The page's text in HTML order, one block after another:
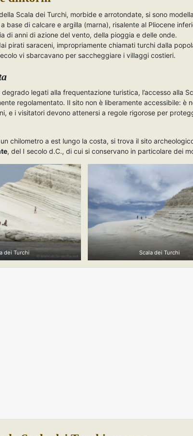
Scala dei Turchi, morbide e arrotondate, si sono
base di calcare e argilla (marna), risalente al Pliocene
di anni di azione del vento, della pioggia e delle onde.
pirati saraceni, impropriamente chiamati turchi dalla
vi sbarcavano per saccheggiare i villaggi costieri.
legati alla frequentazione turistica, l’accesso alla
regolamentato. Il sito non è liberamente accessibile: è
e i visitatori devono attenersi a regole rigorose per
chilometro a est lungo la costa, si trova il sito
, del I secolo d.C., di cui si conservano in particolare dei
dei Turchi Scala dei Turchi